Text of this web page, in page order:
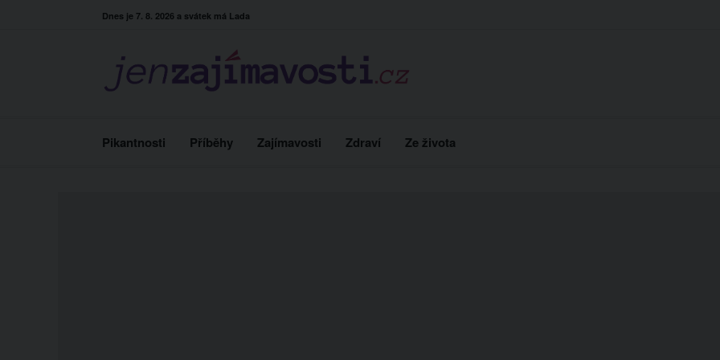
Dnes je 7. 8. 2026 a svátek má Lada
Pikantnosti Příběhy Zajímavosti Zdraví Ze života